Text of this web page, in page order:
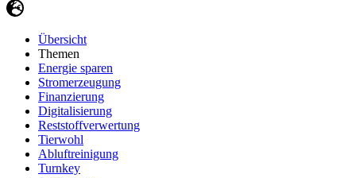
Übersicht
Themen
Energie sparen
Stromerzeugung
Finanzierung
Digitalisierung
Reststoffverwertung
Tierwohl
Abluftreinigung
Turnkey